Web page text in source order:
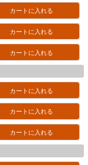
カートに入れる
カートに入れる
カートに入れる
カートに入れる
カートに入れる
カートに入れる